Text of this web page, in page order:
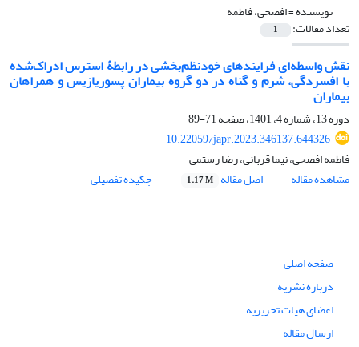
نویسنده =افصحی، فاطمه
تعداد مقالات: 1
نقش واسطه‌ای فرایندهای خودنظم‌بخشی در رابطۀ استرس ادراک‌شده
با افسردگی، شرم و گناه در دو گروه بیماران پسوریازیس و همراهان
بیماران
دوره 13، شماره 4، 1401، صفحه
71-89
10.22059/japr.2023.346137.644326
فاطمه افصحی، نیما قربانی، رضا رستمی
مشاهده مقاله
اصل مقاله 1.17 M چکیده تفصیلی
صفحه اصلی
درباره نشریه
اعضای هیات تحریریه
ارسال مقاله